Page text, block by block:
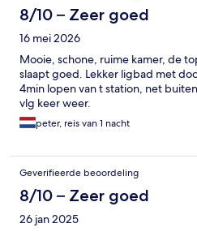
8/10 – Zeer goed
16 mei 2026
Mooie, schone, ruime kamer, de
slaapt goed. Lekker ligbad met
4min lopen van t station, net
vlg keer weer.
peter, reis van 1 nacht
Geverifieerde beoordeling
8/10 – Zeer goed
26 jan 2025